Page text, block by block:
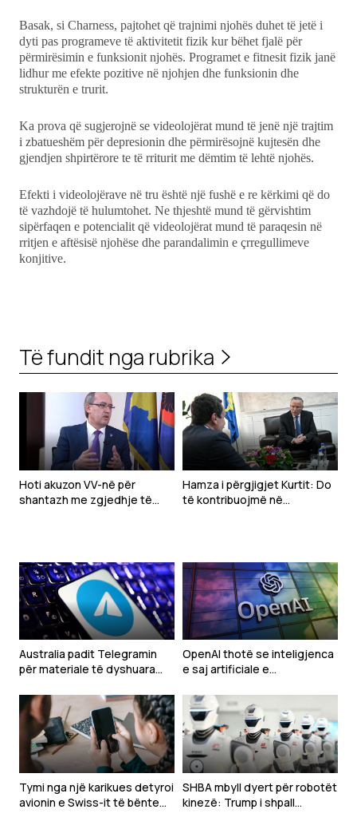
Basak, si Charness, pajtohet që trajnimi njohës duhet të jetë i
dyti pas programeve të aktivitetit fizik kur bëhet fjalë për
përmirësimin e funksionit njohës. Programet e fitnesit fizik janë
lidhur me efekte pozitive në njohjen dhe funksionin dhe
strukturën e trurit.
Ka prova që sugjerojnë se videolojërat mund të jenë një trajtim
i zbatueshëm për depresionin dhe përmirësojnë kujtesën dhe
gjendjen shpirtërore te të rriturit me dëmtim të lehtë njohës.
Efekti i videolojërave në tru është një fushë e re kërkimi që do
të vazhdojë të hulumtohet. Ne thjeshtë mund të gërvishtim
sipërfaqen e potencialit që videolojërat mund të paraqesin në
rritjen e aftësisë njohëse dhe parandalimin e çrregullimeve
konjitive.
Të fundit nga rubrika
Hoti akuzon VV-në për
shantazh me zgjedhje të
Hamza i përgjigjet Kurtit: Do
të kontribuojmë në
Australia padit Telegramin
për materiale të dyshuara
OpenAI thotë se inteligjenca
e saj artificiale e
hakeronte kompani të tjera
Tymi nga një karikues detyroi
avionin e Swiss-it të bënte
SHBA mbyll dyert për robotët
kinezë: Trump i shpall